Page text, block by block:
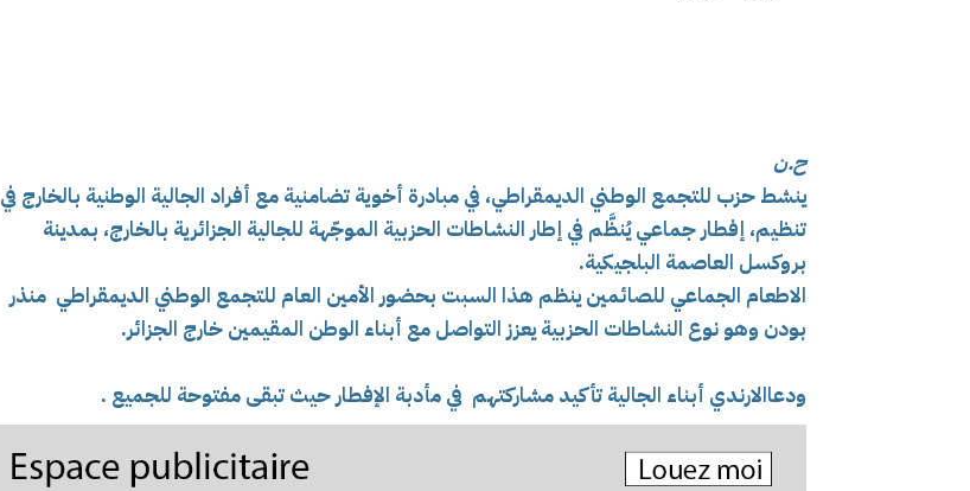
ح.ن
ينشط حزب للتجمع الوطني الديمقراطي، في مبادرة أخوية تضامنية مع أفراد الجالية الوطنية بالخارج في
تنظيم، إفطار جماعي يُنظَّم في إطار النشاطات الحزبية الموجّهة للجالية الجزائرية بالخارج، بمدينة
بروكسل العاصمة البلجيكية.
الاطعام الجماعي للصائمين ينظم هذا السبت بحضور الأمين العام للتجمع الوطني الديمقراطي منذر
بودن وهو نوع النشاطات الحزبية يعزز التواصل مع أبناء الوطن المقيمين خارج الجزائر.
ودعاالارندي أبناء الجالية تأكيد مشاركتهم في مأدبة الإفطار حيث تبقى مفتوحة للجميع .